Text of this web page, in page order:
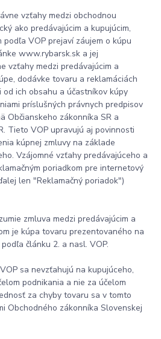
vzťahy medzi obchodnou
ako predávajúcim a kupujúcim,
VOP prejaví záujem o kúpu
www.rybarsk.sk a jej
vzťahy medzi predávajúcim a
dodávke tovaru a reklamáciách
ich obsahu a účastníkov kúpy
príslušných právnych predpisov
Občianskeho zákonníka SR a
Tieto VOP upravujú aj povinnosti
kúpnej zmluvy na základe
Vzájomné vzťahy predávajúceho a
poriadkom pre internetový
len "Reklamačný poriadok")
zmluva medzi predávajúcim a
je kúpa tovaru prezentovaného na
článku 2. a nasl. VOP.
sa nevzťahujú na kupujúceho,
podnikania a nie za účelom
za chyby tovaru sa v tomto
Obchodného zákonníka Slovenskej